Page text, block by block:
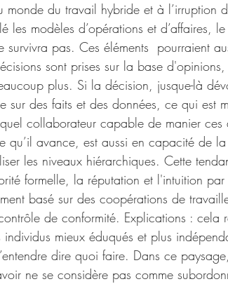
du travail hybride et à l’irruption
modèles d’opérations et d’affaires,
survivra pas. Ces éléments  pourraient
sont prises sur la base d'opinions,
plus. Si la décision, jusque-là
sur des faits et des données, ce qui est
collaborateur capable de manier
qu’il avance, est aussi en capacité de
les niveaux hiérarchiques. Cette
formelle, la réputation et l'intuition par
basé sur des coopérations de
de conformité. Explications : cela
mieux éduqués et plus
dire quoi faire. Dans ce
ne se considère pas comme